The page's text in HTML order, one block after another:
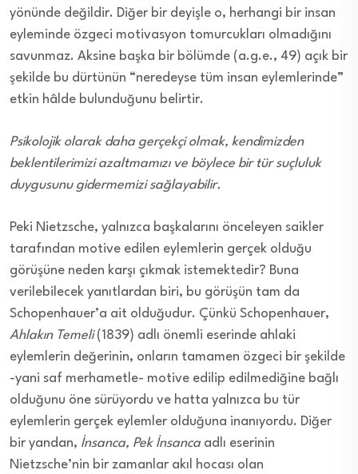
yönünde değildir. Diğer bir deyişle o, herhangi bir insan
eyleminde özgeci motivasyon tomurcukları olmadığını
savunmaz. Aksine başka bir bölümde (a.g.e., 49) açık bir
şekilde bu dürtünün “neredeyse tüm insan eylemlerinde”
etkin hâlde bulunduğunu belirtir.
Psikolojik olarak daha gerçekçi olmak, kendimizden
beklentilerimizi azaltmamızı ve böylece bir tür suçluluk
duygusunu gidermemizi sağlayabilir.
Peki Nietzsche, yalnızca başkalarını önceleyen saikler
tarafından motive edilen eylemlerin gerçek olduğu
görüşüne neden karşı çıkmak istemektedir? Buna
verilebilecek yanıtlardan biri, bu görüşün tam da
Schopenhauer’a ait olduğudur. Çünkü Schopenhauer,
Ahlakın Temeli(1839) adlı önemli eserinde ahlaki
eylemlerin değerinin, onların tamamen özgeci bir şekilde
-yani saf merhametle- motive edilip edilmediğine bağlı
olduğunu öne sürüyordu ve hatta yalnızca bu tür
eylemlerin gerçek eylemler olduğuna inanıyordu. Diğer
bir yandan, İnsanca, Pek İnsanca adlı eserinin
Nietzsche’nin bir zamanlar akıl hocası olan